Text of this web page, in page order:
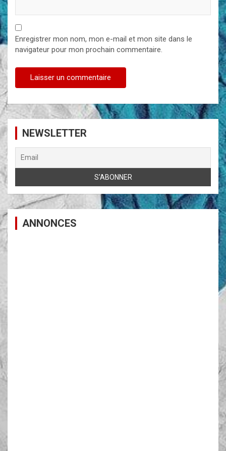
Enregistrer mon nom, mon e-mail et mon site dans le
navigateur pour mon prochain commentaire.
NEWSLETTER
ANNONCES